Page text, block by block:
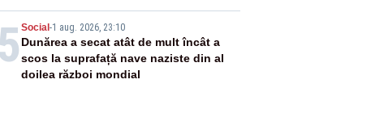
5 Social -1 aug. 2026, 23:10
Dunărea a secat atât de mult încât a
scos la suprafață nave naziste din al
doilea război mondial